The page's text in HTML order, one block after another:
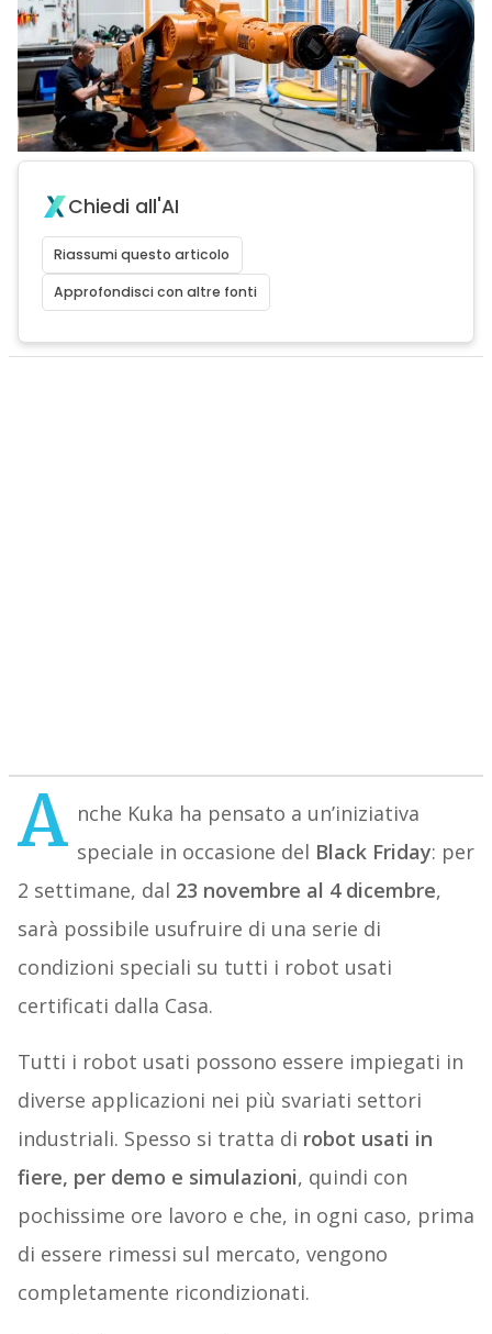
Chiedi all'AI
Riassumi questo articolo
Approfondisci con altre fonti
A nche Kuka ha pensato a un’iniziativa
speciale in occasione del Black Friday: per
2 settimane, dal 23 novembre al 4 dicembre,
sarà possibile usufruire di una serie di
condizioni speciali su tutti i robot usati
certificati dalla Casa.
Tutti i robot usati possono essere impiegati in
diverse applicazioni nei più svariati settori
industriali. Spesso si tratta di robot usati in
fiere, per demo e simulazioni, quindi con
pochissime ore lavoro e che, in ogni caso, prima
di essere rimessi sul mercato, vengono
completamente ricondizionati.